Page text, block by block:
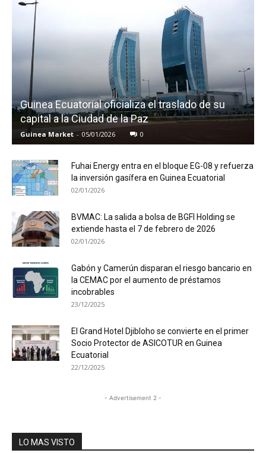
Guinea Ecuatorial oficializa el traslado de su
capital a la Ciudad de la Paz
Guinea Market - 05/01/2026 0
Fuhai Energy entra en el bloque EG-08 y refuerza
la inversión gasífera en Guinea Ecuatorial
02/01/2026
BVMAC: La salida a bolsa de BGFI Holding se
extiende hasta el 7 de febrero de 2026
02/01/2026
Gabón y Camerún disparan el riesgo bancario en
la CEMAC por el aumento de préstamos
incobrables
23/12/2025
El Grand Hotel Djibloho se convierte en el primer
Socio Protector de ASICOTUR en Guinea
Ecuatorial
22/12/2025
- Advertisement 2 -
LO MAS VISTO